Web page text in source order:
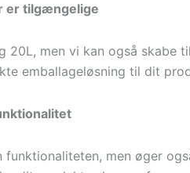
er tilgængelige
20L, men vi kan også
emballageløsning til dit
funktionaliteten, men øger